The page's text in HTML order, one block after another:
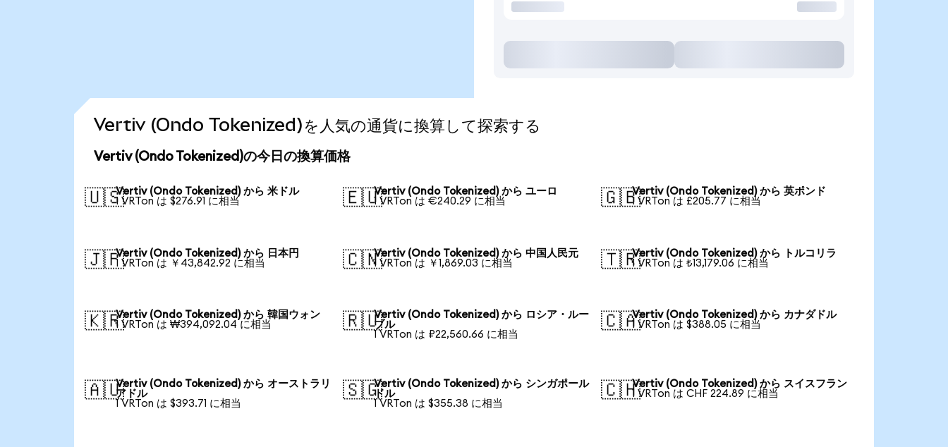
Vertiv (Ondo Tokenized)を人気の通貨に換算して探索する
Vertiv (Ondo Tokenized)の今日の換算価格
🇺🇸Vertiv (Ondo Tokenized) から 米ドル
1 VRTon は $276.91 に相当
🇪🇺Vertiv (Ondo Tokenized) から ユーロ
1 VRTon は €240.29 に相当
🇬🇧Vertiv (Ondo Tokenized) から 英ポンド
1 VRTon は £205.77 に相当
🇯🇵Vertiv (Ondo Tokenized) から 日本円
1 VRTon は ￥43,842.92 に相当
🇨🇳Vertiv (Ondo Tokenized) から 中国人民元
1 VRTon は ￥1,869.03 に相当
🇹🇷Vertiv (Ondo Tokenized) から トルコリラ
1 VRTon は ₺13,179.06 に相当
🇰🇷Vertiv (Ondo Tokenized) から 韓国ウォン
1 VRTon は ₩394,092.04 に相当
🇷🇺Vertiv (Ondo Tokenized) から ロシア・ルー
ブル
1 VRTon は ₽22,560.66 に相当
🇨🇦Vertiv (Ondo Tokenized) から カナダドル
1 VRTon は $388.05 に相当
🇦🇺Vertiv (Ondo Tokenized) から オーストラリ
アドル
1 VRTon は $393.71 に相当
🇸🇬Vertiv (Ondo Tokenized) から シンガポール
ドル
1 VRTon は $355.38 に相当
🇨🇭Vertiv (Ondo Tokenized) から スイスフラン
1 VRTon は CHF 224.89 に相当